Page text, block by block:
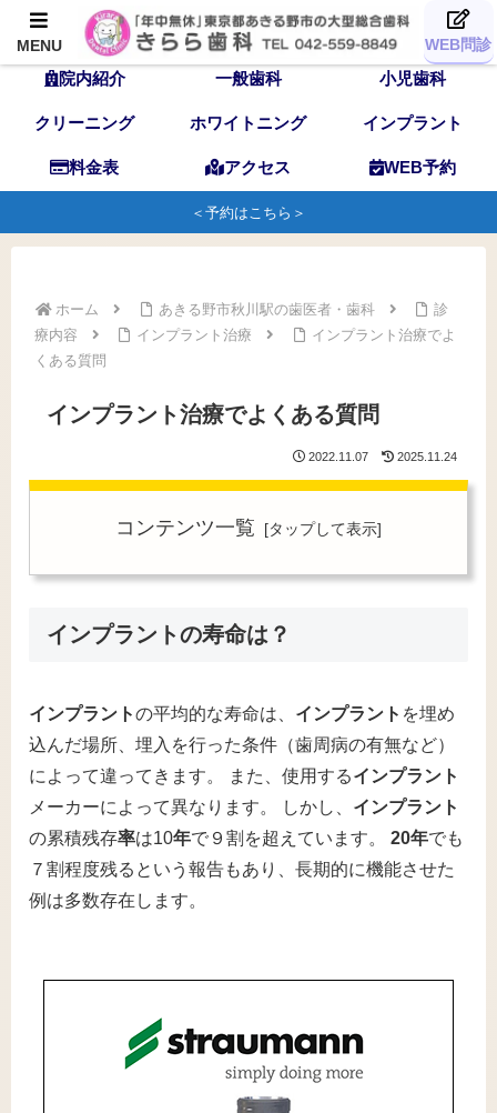
TOP 歯科医師 スタッフ
院内紹介 一般歯科 小児歯科
クリーニング ホワイトニング インプラント
料金表 アクセス WEB予約
＜予約はこちら＞
ホーム あきる野市秋川駅の歯医者・歯科
診
療内容
インプラント治療
インプラント治療でよ
くある質問
インプラント治療でよくある質問
2022.11.07 2025.11.24
コンテンツ一覧
インプラントの寿命は？
インプラントの平均的な寿命は、 インプラント を埋め
込んだ場所、埋入を行った条件（歯周病の有無など）
によって違ってきます。 また、使用するインプラント
メーカーによって異なります。 しかし、 インプラント
の累積残存率は10年で９割を超えています。 20年でも
７割程度残るという報告もあり、長期的に機能させた
例は多数存在します。
MENU WEB問診